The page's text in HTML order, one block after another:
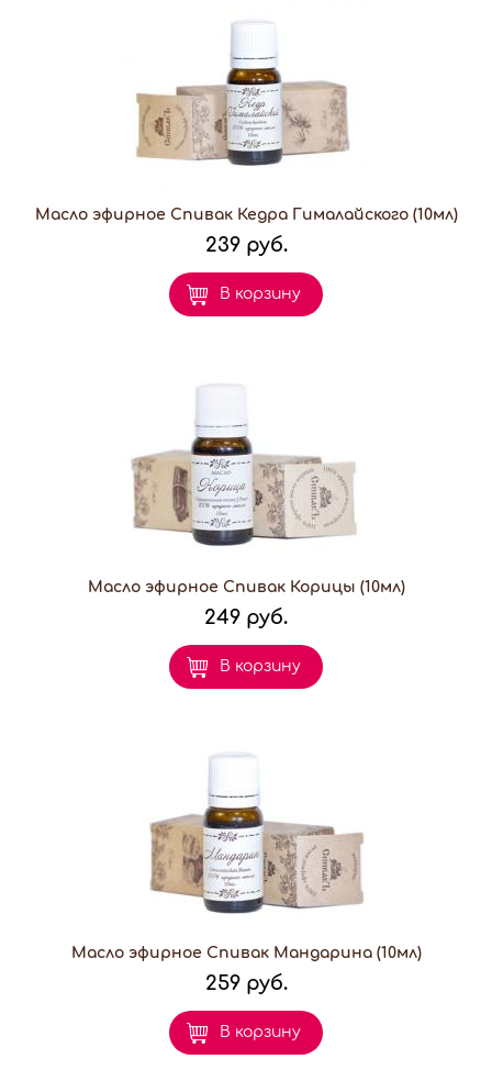
Масло эфирное Спивак Кедра Гималайского (10мл)
239 руб.
В корзину
Масло эфирное Спивак Корицы (10мл)
249 руб.
В корзину
Масло эфирное Спивак Мандарина (10мл)
259 руб.
В корзину